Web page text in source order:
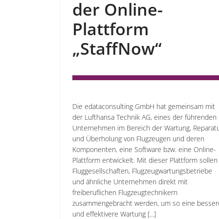
der Online-
Plattform
„StaffNow“
Die edataconsulting GmbH hat gemeinsam mit
der Lufthansa Technik AG, eines der führenden
Unternehmen im Bereich der Wartung,
und Überholung von Flugzeugen und deren
Komponenten, eine Software bzw. eine Online-
Plattform entwickelt. Mit dieser Plattform sollen
Fluggesellschaften, Flugzeugwartungsbetriebe
und ähnliche Unternehmen direkt mit
freiberuflichen Flugzeugtechnikern
zusammengebracht werden, um so eine
und effektivere Wartung [...]